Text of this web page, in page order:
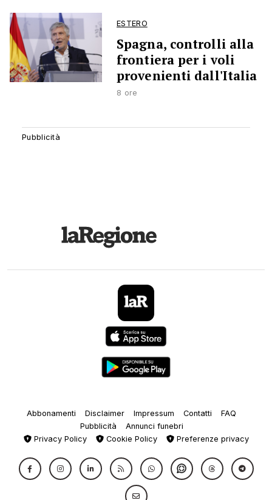
ESTERO
Spagna, controlli alla
frontiera per i voli
provenienti dall'Italia
8 ore
Abbonamenti Disclaimer Impressum Contatti
FAQ
Pubblicità
Annunci funebri
Privacy Policy
Cookie Policy Preferenze privacy